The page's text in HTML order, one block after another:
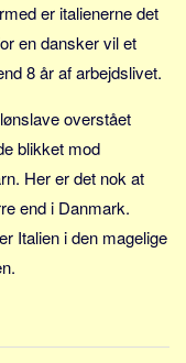
er italienerne det
en dansker vil et
8 år af arbejdslivet.
overstået
blikket mod
Her er det nok at
end i Danmark.
Italien i den magelige